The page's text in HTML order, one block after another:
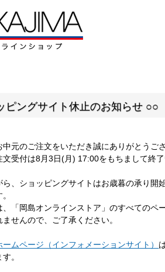
ピングサイト休止のお知らせ ○○
中元のご注文をいただき誠にありがとうご
文受付は8月3日(月) 17:00をもちまして終了
ら、ショッピングサイトはお歳暮の承り開
、「岡島オンラインストア」のすべてのペ
せんので、ご了承ください。
ームページ（インフォメーションサイト）
。